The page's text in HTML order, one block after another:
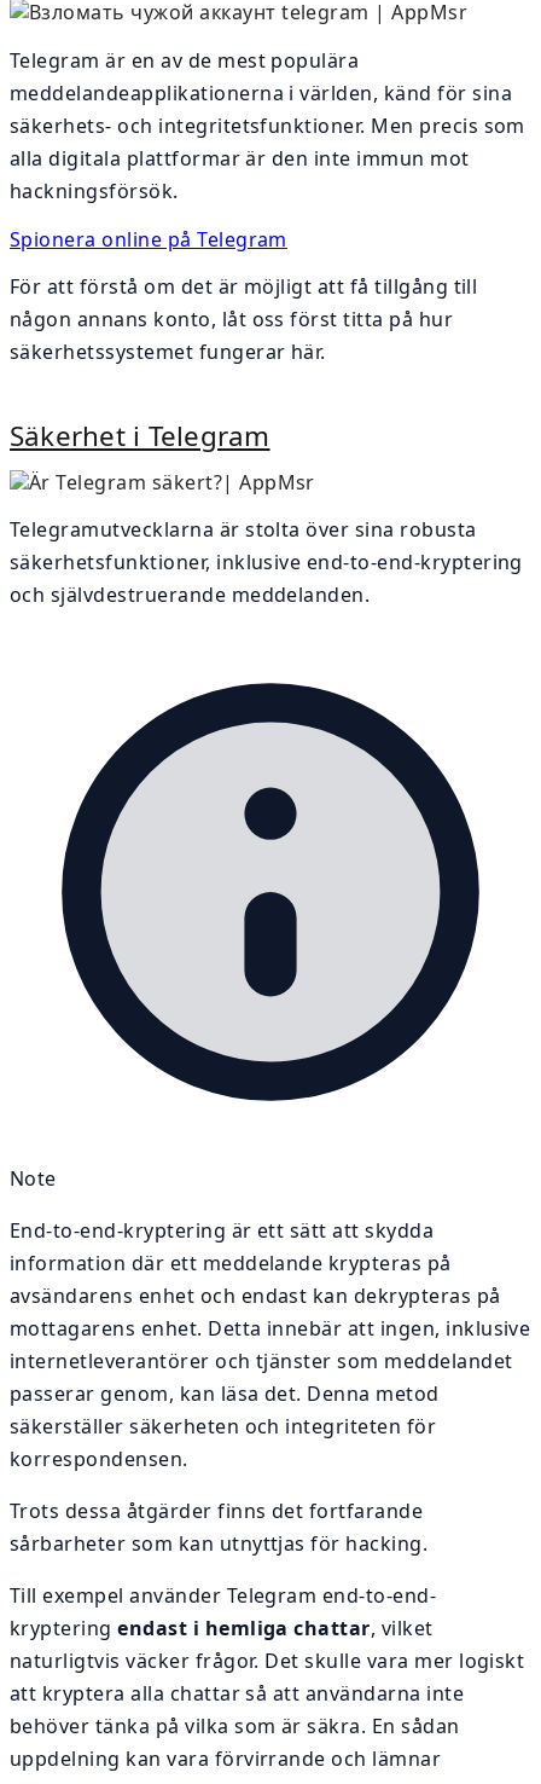
Telegram är en av de mest populära
meddelandeapplikationerna i världen, känd för sina
säkerhets- och integritetsfunktioner. Men precis som
alla digitala plattformar är den inte immun mot
hackningsförsök.
Spionera online på Telegram
För att förstå om det är möjligt att få tillgång till
någon annans konto, låt oss först titta på hur
säkerhetssystemet fungerar här.
Säkerhet i Telegram
Telegramutvecklarna är stolta över sina robusta
säkerhetsfunktioner, inklusive end-to-end-kryptering
och självdestruerande meddelanden.
Note
End-to-end-kryptering är ett sätt att skydda
information där ett meddelande krypteras på
avsändarens enhet och endast kan dekrypteras på
mottagarens enhet. Detta innebär att ingen, inklusive
internetleverantörer och tjänster som meddelandet
passerar genom, kan läsa det. Denna metod
säkerställer säkerheten och integriteten för
korrespondensen.
Trots dessa åtgärder finns det fortfarande
sårbarheter som kan utnyttjas för hacking.
Till exempel använder Telegram end-to-end-
krypteringendast i hemliga chattar, vilket
naturligtvis väcker frågor. Det skulle vara mer logiskt
att kryptera alla chattar så att användarna inte
behöver tänka på vilka som är säkra. En sådan
uppdelning kan vara förvirrande och lämnar